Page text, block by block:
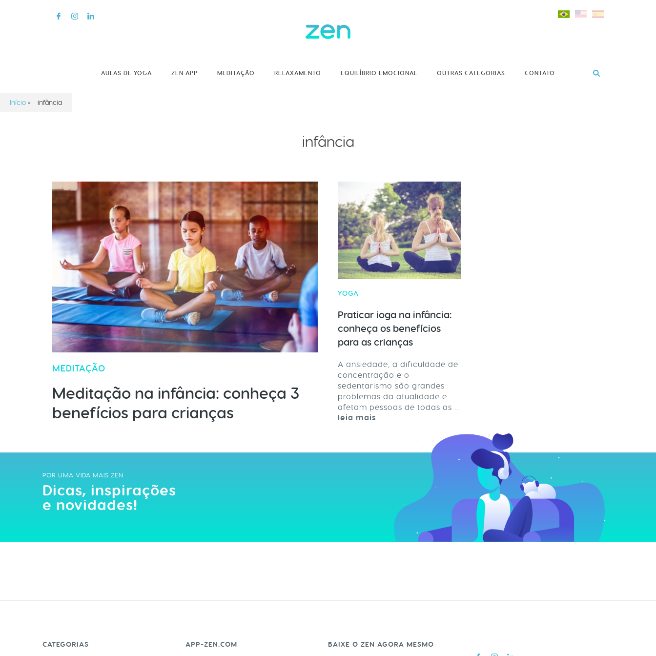
AULAS DE YOGA ZEN APP MEDITAÇÃO RELAXAMENTO EQUILÍBRIO EMOCIONAL OUTRAS CATEGORIAS CONTATO
Início » infância
infância
MEDITAÇÃO
Meditação na infância: conheça 3
benefícios para crianças
YOGA
Praticar ioga na infância:
conheça os benefícios
para as crianças
A ansiedade, a dificuldade de
concentração e o
sedentarismo são grandes
problemas da atualidade e
afetam pessoas de todas as ...
leia mais
POR UMA VIDA MAIS ZEN
Dicas, inspirações
e novidades!
CATEGORIAS APP-ZEN.COM BAIXE O ZEN AGORA MESMO